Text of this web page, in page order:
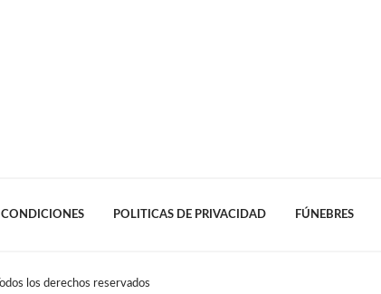
CONDICIONES POLITICAS DE PRIVACIDAD FÚNEBRES
los derechos reservados